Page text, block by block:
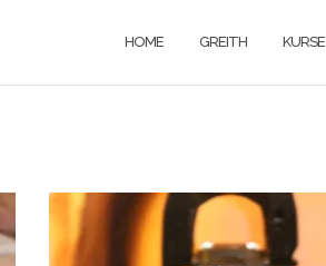
HOME GREITH KURSE